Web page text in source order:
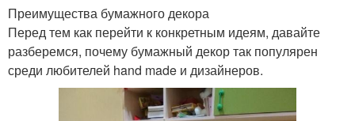
Идеи для поделок Нестандартные идеи
Идеи для бумажных
Бумажные поделки
Преимущества бумажного декора
Перед тем как перейти к конкретным идеям, давайте
разберемся, почему бумажный декор так популярен
среди любителей hand made и дизайнеров.